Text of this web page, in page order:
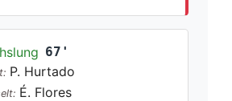
67'
P. Hurtado
É. Flores